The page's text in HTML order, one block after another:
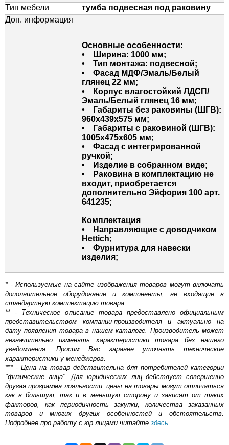
Тип мебели
тумба подвесная под раковину
Доп. информация
Основные особенности:
• Ширина: 1000 мм;
• Тип монтажа: подвесной;
• Фасад МДФ/Эмаль/Белый
глянец 22 мм;
• Корпус влагостойкий ЛДСП/
Эмаль/Белый глянец 16 мм;
• Габариты без раковины (ШГВ):
960х439х575 мм;
• Габариты с раковиной (ШГВ):
1005х475х605 мм;
• Фасад с интегрированной
ручкой;
• Изделие в собранном виде;
• Раковина в комплектацию не
входит, приобретается
дополнительно Эйфория 100 арт.
641235;
Комплектация
• Направляющие с доводчиком
Hettich;
• Фурнитура для навески
изделия;
* - Используемые на сайте изображения товаров могут включать
дополнительное оборудование и компоненты, не входящие в
стандартную комплектацию товара.
** - Техническое описание товара предоставлено официальным
представительством компании-производителя и актуально на
дату появления товара в нашем каталоге. Производитель может
незначительно изменять характеристики товара без нашего
уведомления. Просим Вас заранее уточнять технические
характеристики у менеджеров.
*** - Цена на товар действительна для потребителей категории
"физические лица". Для юридических лиц действует совершенно
другая программа лояльности: цены на товары могут отличаться
как в большую, так и в меньшую сторону и зависят от таких
факторов, как периодичность закупки, количества заказанных
товаров и многих других особенностей и обстоятельств.
Подробнее про работу с юр.лицами читайте здесь.